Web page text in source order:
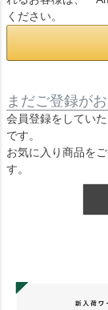
ください。
まだご登録が
会員登録をしてい
です。
お気に入り商品を
す。